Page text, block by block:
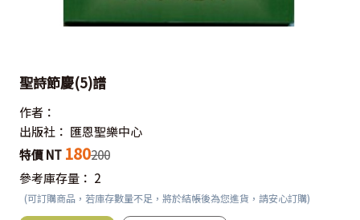
聖詩節慶(5)譜
作者：
出版社： 匯恩聖樂中心
特價 NT 180200
參考庫存量： 2
(可訂購商品，若庫存數量不足，將於結帳後為您進貨，請安心訂購)